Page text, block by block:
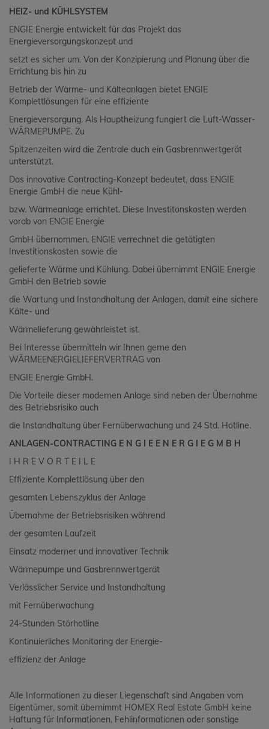
HEIZ- und KÜHLSYSTEM
ENGIE Energie entwickelt für das Projekt das
Energieversorgungskonzept und
setzt es sicher um. Von der Konzipierung und Planung über die
Errichtung bis hin zu
Betrieb der Wärme- und Kälteanlagen bietet ENGIE
Komplettlösungen für eine effiziente
Energieversorgung. Als Hauptheizung fungiert die Luft-Wasser-
WÄRMEPUMPE. Zu
Spitzenzeiten wird die Zentrale duch ein Gasbrennwertgerät
unterstützt.
Das innovative Contracting-Konzept bedeutet, dass ENGIE
Energie GmbH die neue Kühl-
bzw. Wärmeanlage errichtet. Diese Investitonskosten werden
vorab von ENGIE Energie
GmbH übernommen. ENGIE verrechnet die getätigten
Investitionskosten sowie die
gelieferte Wärme und Kühlung. Dabei übernimmt ENGIE Energie
GmbH den Betrieb sowie
die Wartung und Instandhaltung der Anlagen, damit eine sichere
Kälte- und
Wärmelieferung gewährleistet ist.
Bei Interesse übermitteln wir Ihnen gerne den
WÄRMEENERGIELIEFERVERTRAG von
ENGIE Energie GmbH.
Die Vorteile dieser modernen Anlage sind neben der Übernahme
des Betriebsrisiko auch
die Instandhaltung über Fernüberwachung und 24 Std. Hotline.
ANLAGEN-CONTRACTING E N G I E E N E R G I E G M B H
I H R E V O R T E I L E
Effiziente Komplettlösung über den
gesamten Lebenszyklus der Anlage
Übernahme der Betriebsrisiken während
der gesamten Laufzeit
Einsatz moderner und innovativer Technik
Wärmepumpe und Gasbrennwertgerät
Verlässlicher Service und Instandhaltung
mit Fernüberwachung
24-Stunden Störhotline
Kontinuierliches Monitoring der Energie-
effizienz der Anlage
Alle Informationen zu dieser Liegenschaft sind Angaben vom
Eigentümer, somit übernimmt HOMEX Real Estate GmbH keine
Haftung für Informationen, Fehlinformationen oder sonstige